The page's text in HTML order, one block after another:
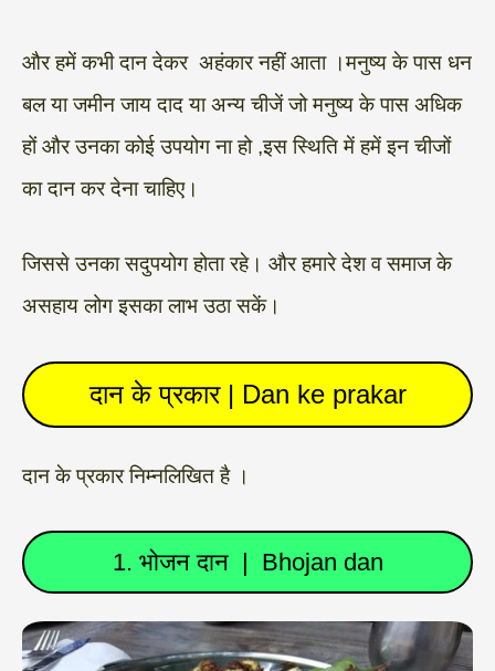
और हमें कभी दान देकर अहंकार नहीं आता ।मनुष्य के पास धन
बल या जमीन जाय दाद या अन्य चीजें जो मनुष्य के पास अधिक
हों और उनका कोई उपयोग ना हो ,इस स्थिति में हमें इन चीजों
का दान कर देना चाहिए।
जिससे उनका सदुपयोग होता रहे। और हमारे देश व समाज के
असहाय लोग इसका लाभ उठा सकें।
दान के प्रकार | Dan ke prakar
दान के प्रकार निम्नलिखित है ।
1. भोजन दान | Bhojan dan